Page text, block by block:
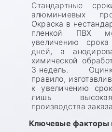
Стандартные
алюминиевых
Окраска в
пленкой ПВХ
увеличению
дней, а
химической
3 недель.
правило,
к увеличению
лишь высокая
производства
Ключевые факторы